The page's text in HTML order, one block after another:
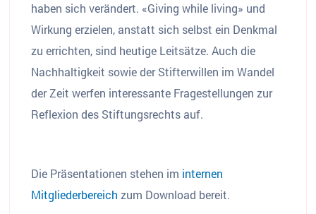
haben sich verändert. «Giving while living» und
Wirkung erzielen, anstatt sich selbst ein Denkmal
zu errichten, sind heutige Leitsätze. Auch die
Nachhaltigkeit sowie der Stifterwillen im Wandel
der Zeit werfen interessante Fragestellungen zur
Reflexion des Stiftungsrechts auf.
Die Präsentationen stehen im internen
Mitgliederbereich zum Download bereit.